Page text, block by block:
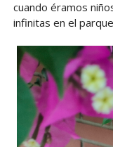
cuando éramos
infinitas en el